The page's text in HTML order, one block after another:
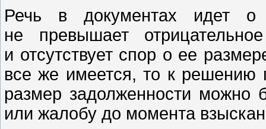
Речь в документах идет
не превышает
и отсутствует спор о ее
все же имеется, то к решению
размер задолженности можно
или жалобу до момента